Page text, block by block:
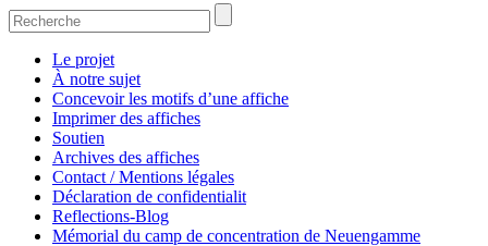
Le projet
À notre sujet
Concevoir les motifs d’une affiche
Imprimer des affiches
Soutien
Archives des affiches
Contact / Mentions légales
Déclaration de confidentialit
Reflections-Blog
Mémorial du camp de concentration de Neuengamme